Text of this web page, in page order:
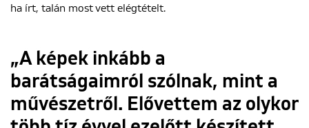
ha írt, talán most vett elégtételt.
„A képek inkább a
barátságaimról szólnak, mint a
művészetről. Elővettem az olykor